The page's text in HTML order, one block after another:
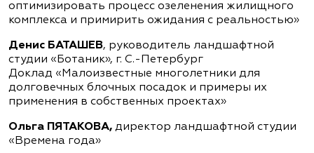
оптимизировать процесс озеленения жилищного
комплекса и примирить ожидания с реальностью»
Денис БАТАШЕВ, руководитель ландшафтной
студии «Ботаник», г. С.-Петербург
Доклад «Малоизвестные многолетники для
долговечных блочных посадок и примеры их
применения в собственных проектах»
Ольга ПЯТАКОВА, директор ландшафтной студии
«Времена года»